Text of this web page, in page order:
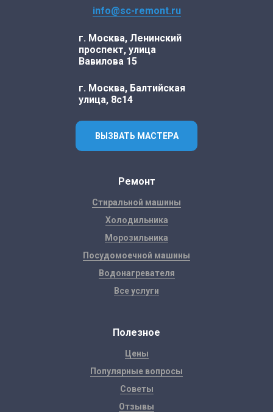
info@sc-remont.ru
г. Москва, Ленинский
проспект, улица
Вавилова 15
г. Москва, Балтийская
улица, 8с14
ВЫЗВАТЬ МАСТЕРА
Ремонт
Стиральной машины
Холодильника
Морозильника
Посудомоечной машины
Водонагревателя
Все услуги
Полезное
Цены
Популярные вопросы
Советы
Отзывы